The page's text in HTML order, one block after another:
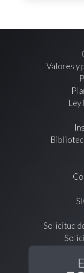
Valores y
Solicitud